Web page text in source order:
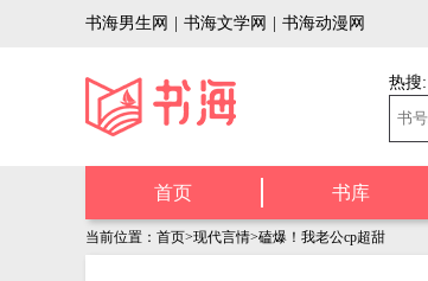
书海男生网 书海文学网 书海动漫网
热搜:
首页 书库
当前位置： 首页>现代言情>磕爆！我老公cp超甜